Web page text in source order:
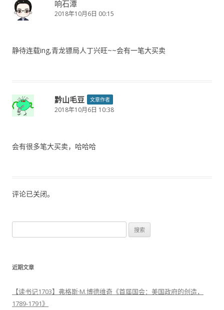
响石潭
2018年10月6日 00:15
静待连载ing,青龙镖局人丁兴旺~~会有一笔大买卖
黔山毛豆 文章作者
2018年10月6日 10:38
会有很多笔大买卖，哈哈哈
评论已关闭。
索
近期文章
【读书记1703】弗格斯·M.博德维奇《首届国会：美国政府的创造，
1789-1791》